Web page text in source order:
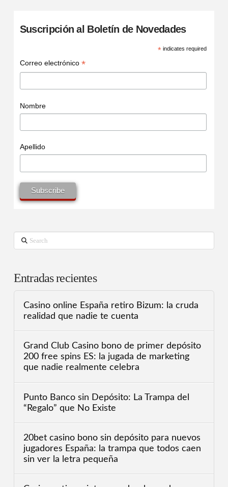
Suscripción al Boletín de Novedades
*indicates required
Correo electrónico *
Nombre
Apellido
Search
Entradas recientes
Casino online España retiro Bizum: la cruda
realidad que nadie te cuenta
Grand Club Casino bono de primer depósito
200 free spins ES: la jugada de marketing
que nadie realmente celebra
Punto Banco sin Depósito: La Trampa del
“Regalo” que No Existe
20bet casino bono sin depósito para nuevos
jugadores España: la trampa que todos caen
sin ver la letra pequeña